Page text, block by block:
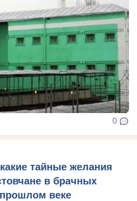
0
тайные желания
в брачных
веке